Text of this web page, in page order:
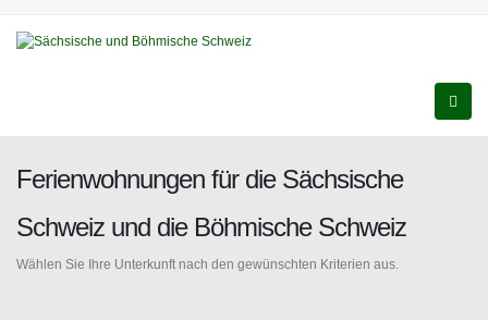
Ferienwohnungen für die Sächsische
Schweiz und die Böhmische Schweiz
Wählen Sie Ihre Unterkunft nach den gewünschten Kriterien aus.